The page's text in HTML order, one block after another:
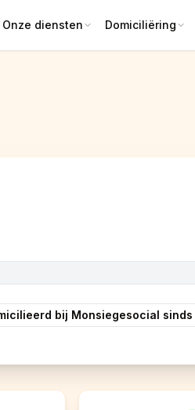
Onze diensten Domiciliëring
bij Monsiegesocial sinds